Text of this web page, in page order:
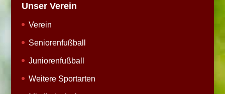
Unser Verein
Verein
Seniorenfußball
Juniorenfußball
Weitere Sportarten